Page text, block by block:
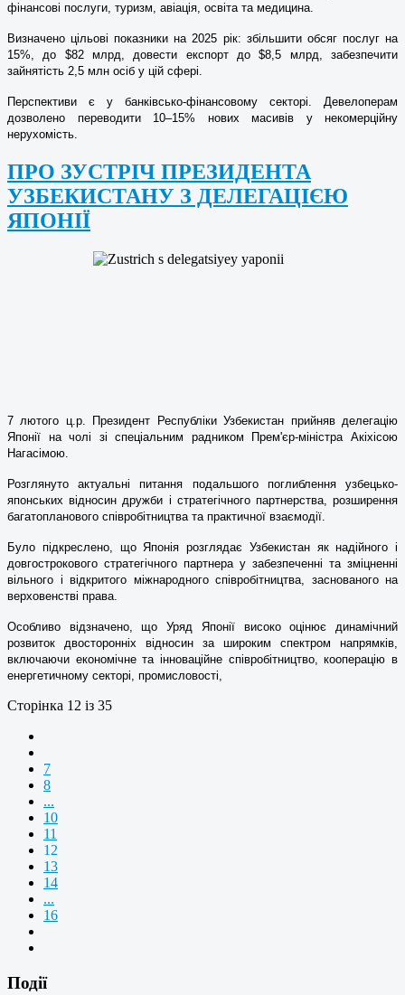
фінансові послуги, туризм, авіація, освіта та медицина.
Визначено цільові показники на 2025 рік: збільшити обсяг послуг на
15%, до $82 млрд, довести експорт до $8,5 млрд, забезпечити
зайнятість 2,5 млн осіб у цій сфері.
Перспективи є у банківсько-фінансовому секторі. Девелоперам
дозволено переводити 10–15% нових масивів у некомерційну
нерухомість.
ПРО ЗУСТРІЧ ПРЕЗИДЕНТА
УЗБЕКИСТАНУ З ДЕЛЕГАЦІЄЮ
ЯПОНІЇ
7 лютого ц.р. Президент Республіки Узбекистан прийняв делегацію
Японії на чолі зі спеціальним радником Прем'єр-міністра Акіхісою
Нагасімою.
Розглянуто актуальні питання подальшого поглиблення узбецько-
японських відносин дружби і стратегічного партнерства, розширення
багатопланового співробітництва та практичної взаємодії.
Було підкреслено, що Японія розглядає Узбекистан як надійного і
довгострокового стратегічного партнера у забезпеченні та зміцненні
вільного і відкритого міжнародного співробітництва, заснованого на
верховенстві права.
Особливо відзначено, що Уряд Японії високо оцінює динамічний
розвиток двосторонніх відносин за широким спектром напрямків,
включаючи економічне та інноваційне співробітництво, кооперацію в
енергетичному секторі, промисловості,
Сторінка 12 із 35
7
8
...
10
11
12
13
14
...
16
Події